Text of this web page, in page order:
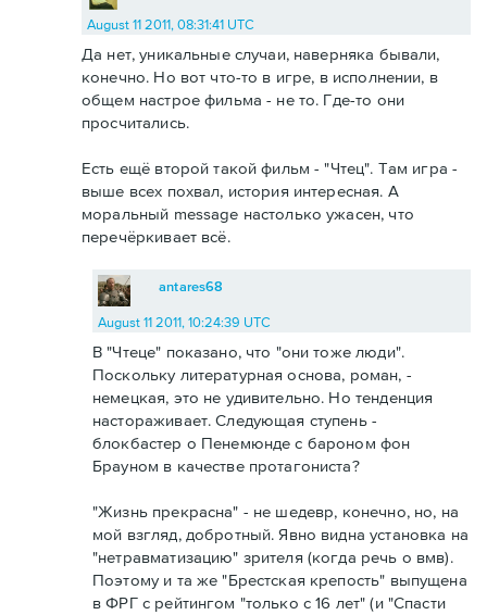
August 11 2011, 08:31:41 UTC
Да нет, уникальные случаи, наверняка бывали,
конечно. Но вот что-то в игре, в исполнении, в
общем настрое фильма - не то. Где-то они
просчитались.
Есть ещё второй такой фильм - "Чтец". Там игра -
выше всех похвал, история интересная. А
моральный message настолько ужасен, что
перечёркивает всё.
antares68
August 11 2011, 10:24:39 UTC
В "Чтеце" показано, что "они тоже люди".
Поскольку литературная основа, роман, -
немецкая, это не удивительно. Но тенденция
настораживает. Следующая ступень -
блокбастер о Пенемюнде с бароном фон
Брауном в качестве протагониста?
"Жизнь прекрасна" - не шедевр, конечно, но, на
мой взгляд, добротный. Явно видна установка на
"нетравматизацию" зрителя (когда речь о вмв).
Поэтому и та же "Брестская крепость" выпущена
в ФРГ с рейтингом "только с 16 лет" (и "Спасти